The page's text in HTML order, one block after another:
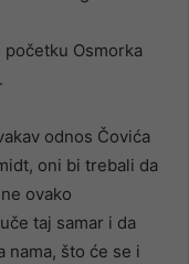
početku Osmorka
odnos Čovića
oni bi trebali da
ovako
taj samar i da
nama, što će se i